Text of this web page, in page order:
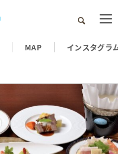
検索
MAP インスタグラ